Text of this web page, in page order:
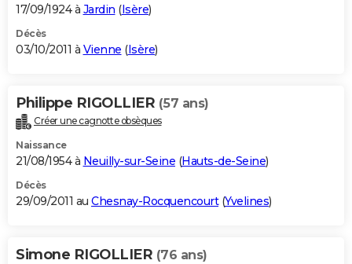
17/09/1924 à Jardin (Isère)
Décès
03/10/2011 à Vienne (Isère)
Philippe RIGOLLIER (57 ans)
Créer une cagnotte obsèques
Naissance
21/08/1954 à Neuilly-sur-Seine (Hauts-de-Seine)
Décès
29/09/2011 au Chesnay-Rocquencourt(Yvelines)
Simone RIGOLLIER (76 ans)